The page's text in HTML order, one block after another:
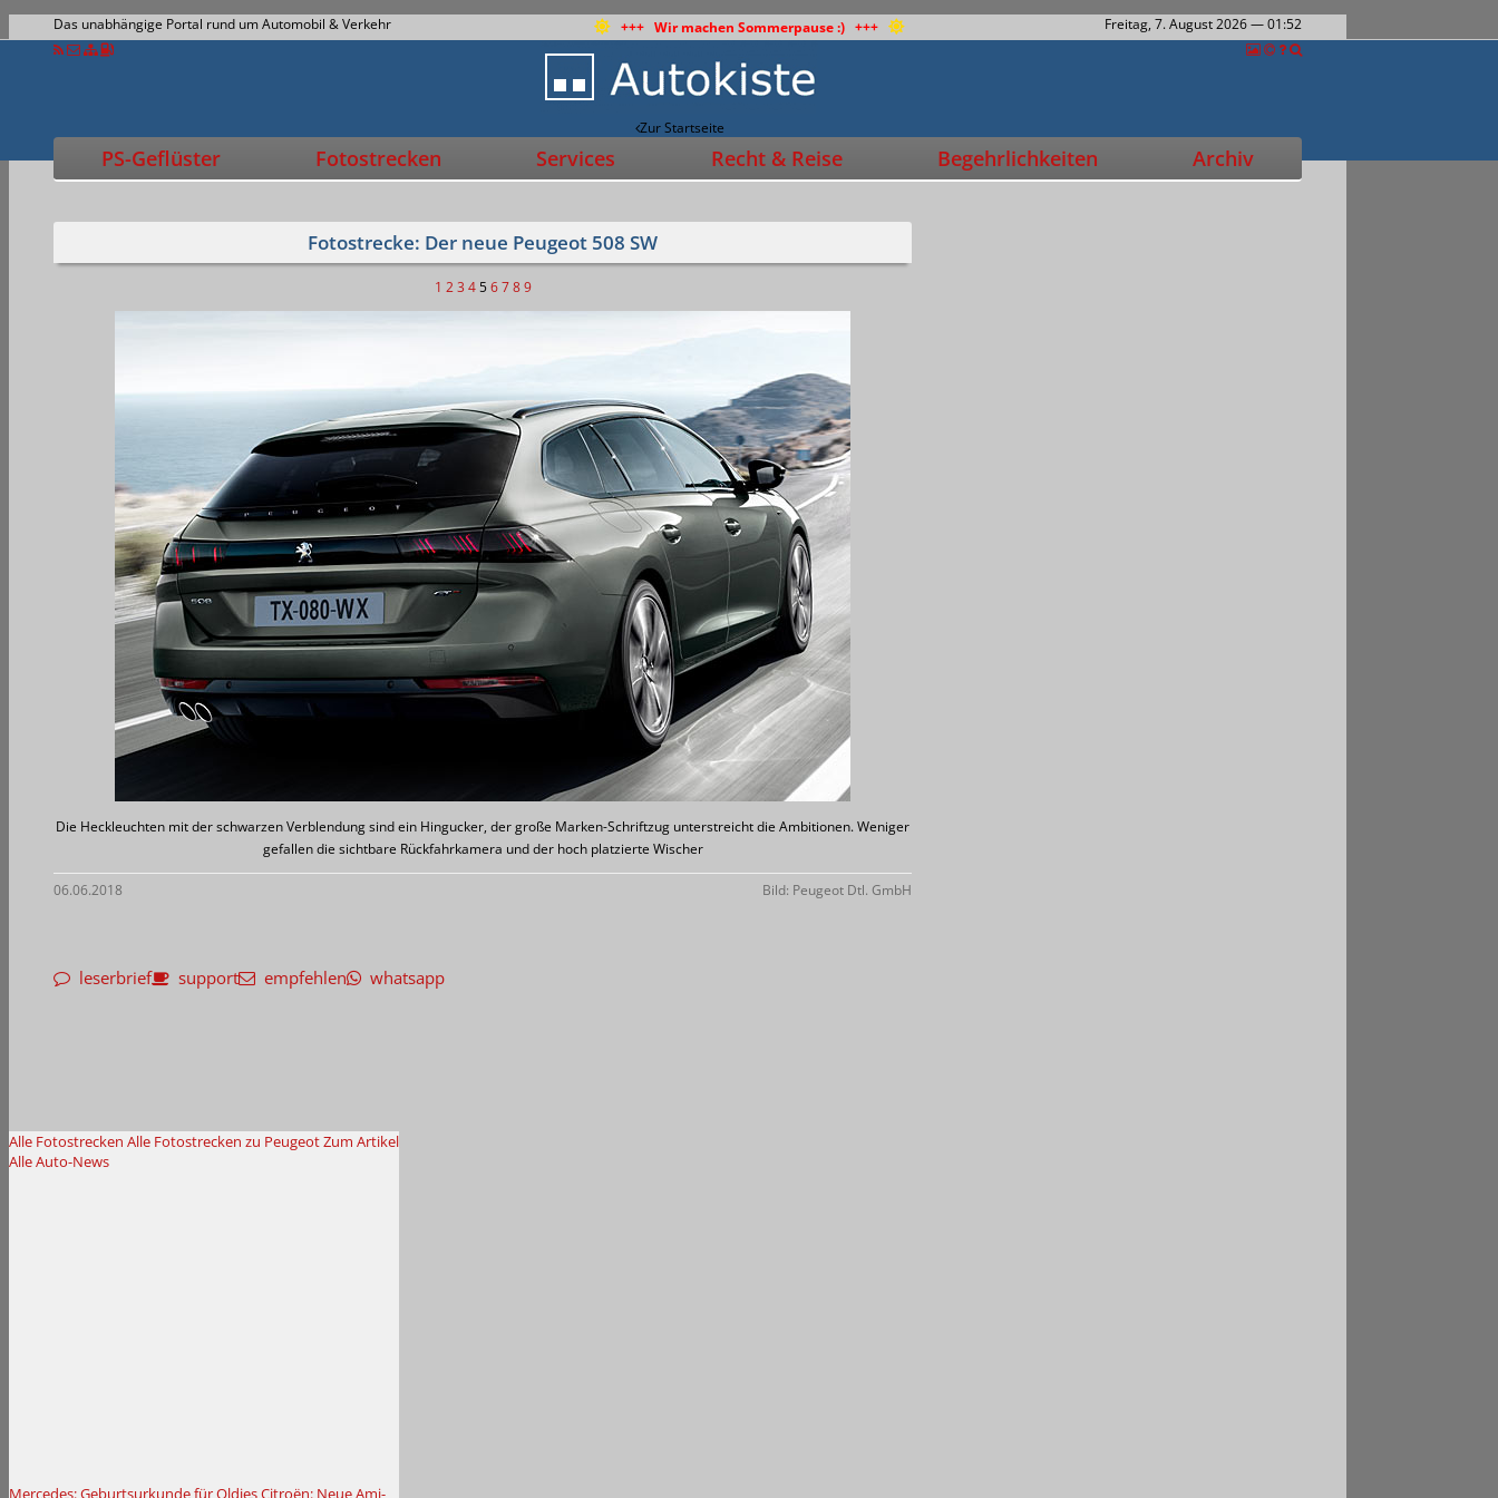
Das unabhängige Portal rund um Automobil & Verkehr +++ Wir machen Sommerpause :) +++ Freitag, 7. August 2026— 01:52
Zur Startseite
PS-Geflüster Fotostrecken Services Recht & Reise Begehrlichkeiten Archiv
Fotostrecke: Der neue Peugeot 508 SW
1 2 3 4 5 6 7 8 9
Die Heckleuchten mit der schwarzen Verblendung sind ein Hingucker, der große Marken-Schriftzug unterstreicht die Ambitionen. Weniger
gefallen die sichtbare Rückfahrkamera und der hoch platzierte Wischer
06.06.2018 Bild: Peugeot Dtl. GmbH
leserbrief support empfehlen whatsapp
Alle Fotostrecken Alle Fotostrecken zu PeugeotZum Artikel
Alle Auto-News
Mercedes: Geburtsurkunde für OldiesCitroën: Neue Ami-